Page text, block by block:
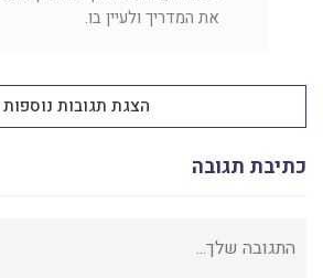
את המדריך ולעיין בו.
הצגת תגובות נוספות
כתיבת תגובה